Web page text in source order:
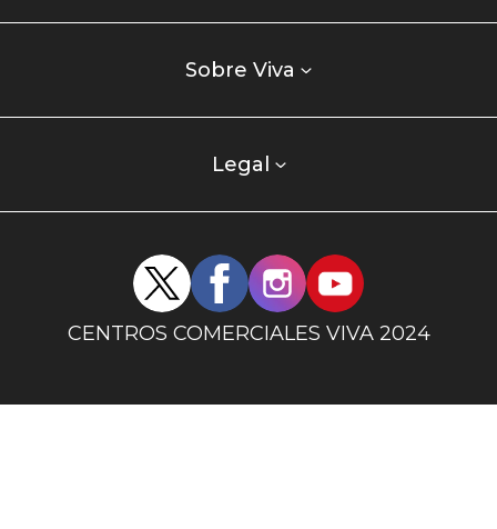
Sobre Viva
Legal
centroCENTROS COMERCIALES VIVA 2024